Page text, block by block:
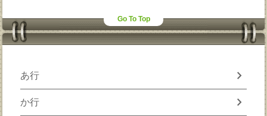
Go To Top
あ行 chevron_right
か行 chevron_right